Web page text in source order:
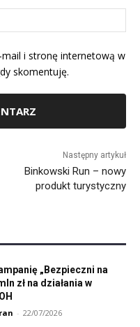
i stronę internetową w
skomentuję.
Następny artykuł
Binkowski Run – nowy
produkt turystyczny
„Bezpieczni na
zł na działania w
- 22/07/2026